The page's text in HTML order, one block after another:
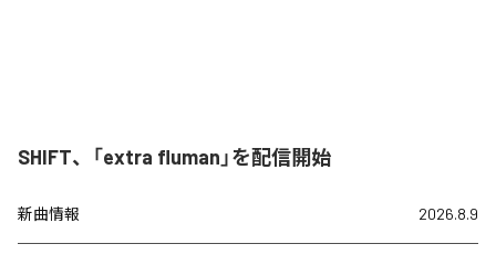
SHIFT、「extra fluman」を配信開始
新曲情報 2026.8.9